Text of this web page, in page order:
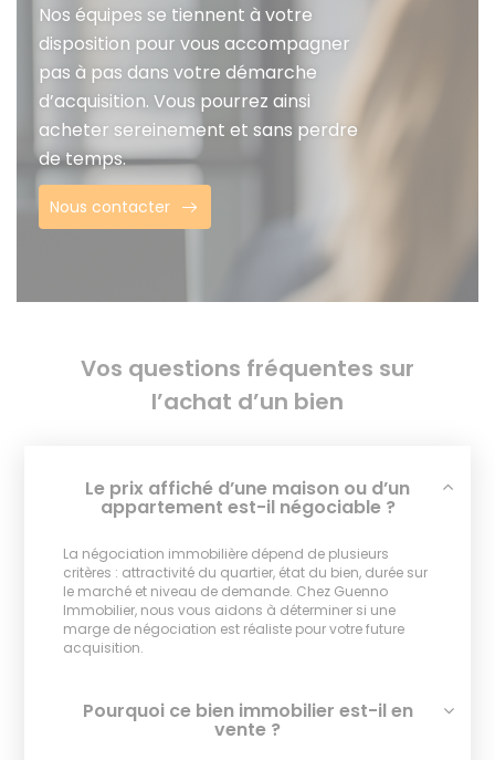
Nos équipes se tiennent à votre
disposition pour vous accompagner
pas à pas dans votre démarche
d’acquisition. Vous pourrez ainsi
acheter sereinement et sans perdre
de temps.
Nous contacter
Vos questions fréquentes sur
l’achat d’un bien
Le prix affiché d’une maison ou d’un
appartement est-il négociable ?
La négociation immobilière dépend de plusieurs
critères : attractivité du quartier, état du bien, durée sur
le marché et niveau de demande. Chez Guenno
Immobilier, nous vous aidons à déterminer si une
marge de négociation est réaliste pour votre future
acquisition.
Pourquoi ce bien immobilier est-il en
vente ?